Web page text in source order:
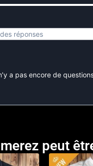
a pas encore de
peut